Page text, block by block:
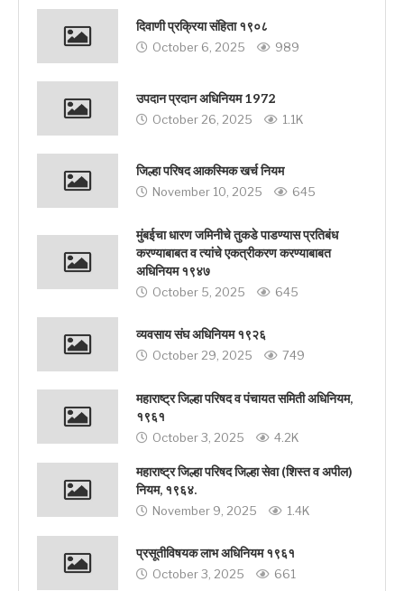
दिवाणी प्रक्रिया संहिता १९०८
October 6, 2025 989
उपदान प्रदान अधिनियम 1972
October 26, 2025 1.1K
जिल्हा परिषद आकस्मिक खर्च नियम
November 10, 2025 645
मुंबईचा धारण जमिनीचे तुकडे पाडण्यास प्रतिबंध
करण्याबाबत व त्यांचे एकत्रीकरण करण्याबाबत
अधिनियम १९४७
October 5, 2025 645
व्यवसाय संघ अधिनियम १९२६
October 29, 2025 749
महाराष्ट्र जिल्हा परिषद व पंचायत समिती अधिनियम,
१९६१
October 3, 2025 4.2K
महाराष्ट्र जिल्हा परिषद जिल्हा सेवा (शिस्त व अपील)
नियम, १९६४.
November 9, 2025 1.4K
प्रसूतीविषयक लाभ अधिनियम १९६१
October 3, 2025 661